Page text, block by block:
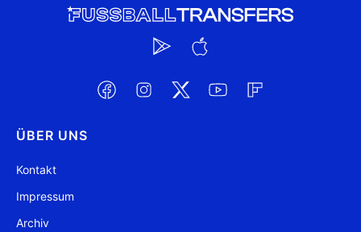
ÜBER UNS
Kontakt
Impressum
Archiv